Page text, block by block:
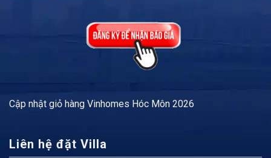
Cập nhật giỏ hàng Vinhomes Hóc Môn 2026
Liên hệ đặt Villa